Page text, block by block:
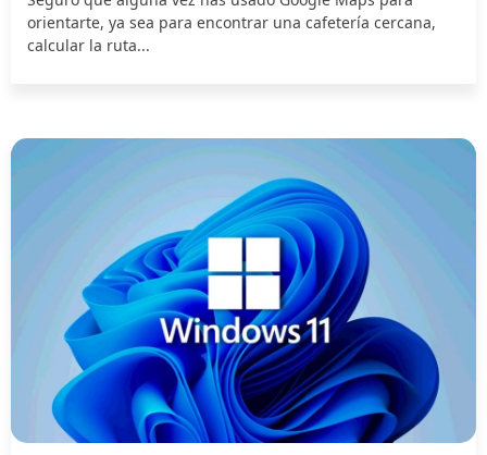
orientarte, ya sea para encontrar una cafetería cercana,
calcular la ruta...